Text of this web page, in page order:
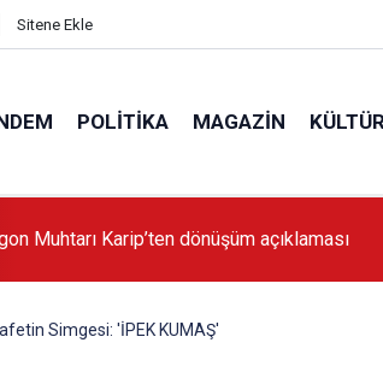
Sitene Ekle
POLITIKA MAGAZIN
Muhtarı Karip’ten dönüşüm açıklaması
Simgesi: 'İPEK KUMAŞ'